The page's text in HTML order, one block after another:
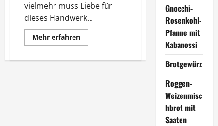
vielmehr muss Liebe für
dieses Handwerk...
Mehr erfahrenMehr
Informationen
backen
Gnocchi-
Rosenkohl-
Pfanne mit
Kabanossi
Brotgewürz
Roggen-
Weizenmisc
hbrot mit
Saaten